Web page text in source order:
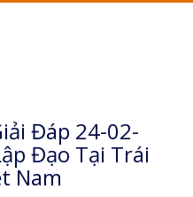
Đáp 24-02-
Đạo Tại Trái
Nam